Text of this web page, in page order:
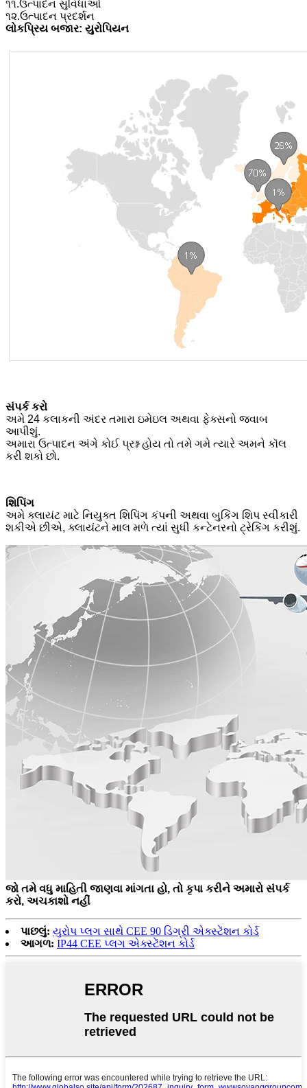
૧૧.ઉત્પાદન સુવિધાઓ
૧૨.ઉત્પાદન પ્રદર્શન
લોકપ્રિય બજાર: યુરોપિયન
સંપર્ક કરો
અમે 24 કલાકની અંદર તમારા ઇમેઇલ અથવા ફેક્સનો જવાબ
આપીશું.
અમારા ઉત્પાદન અંગે કોઈ પ્રશ્ન હોય તો તમે ગમે ત્યારે અમને કૉલ
કરી શકો છો.
શિપિંગ
અમે ક્લાયંટ માટે નિયુક્ત શિપિંગ કંપની અથવા બુકિંગ શિપ સ્વીકારી
શકીએ છીએ, ક્લાયંટને માલ મળે ત્યાં સુધી કન્ટેનરનો ટ્રેકિંગ કરીશું.
જો તમે વધુ માહિતી જાણવા માંગતા હો, તો કૃપા કરીને અમારો સંપર્ક
કરો, અચકાશો નહીં
પાછલું: યુરોપ પ્લગ સાથે CEE 90 ડિગ્રી એક્સ્ટેંશન કોર્ડ
આગળ: IP44 CEE પ્લગ એક્સ્ટેંશન કોર્ડ